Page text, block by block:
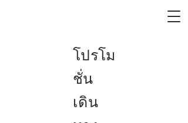
โปรโม
ชั่น
เดิน